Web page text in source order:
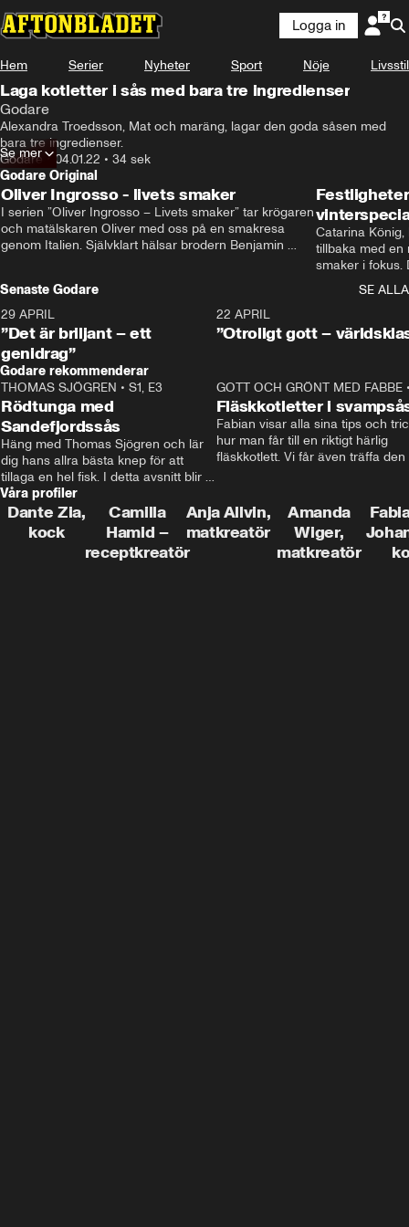
Logga in
Hem Serier Nyheter Sport Nöje Livsstil
Laga kotletter i sås med bara tre ingredienser
Godare
Alexandra Troedsson, Mat och maräng, lagar den goda såsen med
bara tre ingredienser.
Godare • 04.01.22 • 34 sek
Se mer
Godare Original
Oliver Ingrosso - livets smaker
I serien ”Oliver Ingrosso – Livets smaker” tar krögaren
och matälskaren Oliver med oss på en smakresa
genom Italien. Självklart hälsar brodern Benjamin
Catarina
tillbaka med en
smaker i fokus.
julfavoriter
Senaste Godare
SE ALLA
29 APRIL
”Det är briljant – ett
genidrag”
22 APRIL
”Otroligt gott –
Godare rekommenderar
THOMAS SJÖGREN • S1, E3
Rödtunga med
Sandefjordssås
Häng med Thomas Sjögren och lär
dig hans allra bästa knep för att
tillaga en hel fisk. I detta avsnitt blir
de helstekt rödtunga med
sandefjordssås och en magisk sallad
på pepparrot och äpple.
GOTT OCH GRÖNT MED FABBE
Fläskkotletter i
Fabian visar alla sina tips och
hur man får till en riktigt härlig
fläskkotlett. Vi får även träffa den
grisbonde på Gotland.
Våra profiler
Dante Zia,
kock
Camilla
Hamid –
receptkreatör
Anja Allvin,
matkreatör
Amanda
Wiger,
matkreatör